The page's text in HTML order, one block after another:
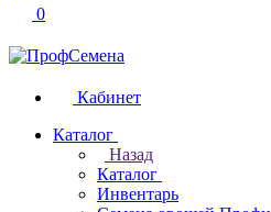
0
Кабинет
Каталог
Назад
Каталог
Инвентарь